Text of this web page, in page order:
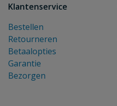
Klantenservice
Bestellen
Retourneren
Betaalopties
Garantie
Bezorgen